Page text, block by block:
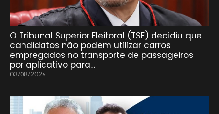
O Tribunal Superior Eleitoral (TSE) decidiu que
candidatos não podem utilizar carros
empregados no transporte de passageiros
por aplicativo para…
03/08/2026